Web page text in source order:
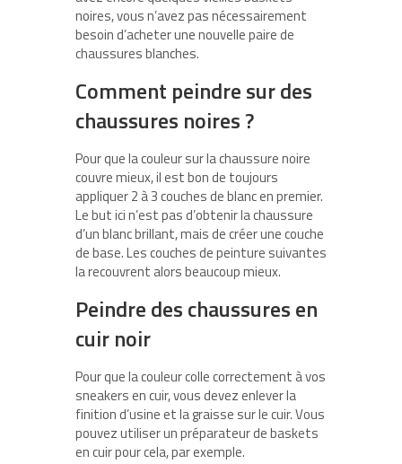
noires, vous n’avez pas nécessairement
besoin d’acheter une nouvelle paire de
chaussures blanches.
Comment peindre sur des
chaussures noires ?
Pour que la couleur sur la chaussure noire
couvre mieux, il est bon de toujours
appliquer 2 à 3 couches de blanc en premier.
Le but ici n’est pas d’obtenir la chaussure
d’un blanc brillant, mais de créer une couche
de base. Les couches de peinture suivantes
la recouvrent alors beaucoup mieux.
Peindre des chaussures en
cuir noir
Pour que la couleur colle correctement à vos
sneakers en cuir, vous devez enlever la
finition d’usine et la graisse sur le cuir. Vous
pouvez utiliser un préparateur de baskets
en cuir pour cela, par exemple.